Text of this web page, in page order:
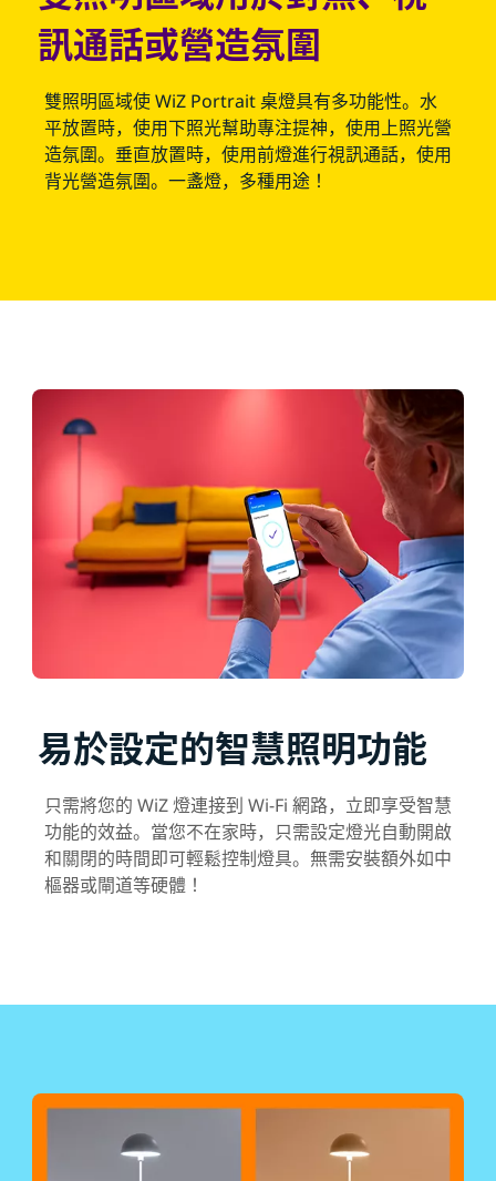
訊通話或營造氛圍
雙照明區域使 WiZ Portrait 桌燈具有多功能性。水
平放置時，使用下照光幫助專注提神，使用上照光營
造氛圍。垂直放置時，使用前燈進行視訊通話，使用
背光營造氛圍。一盞燈，多種用途！
易於設定的智慧照明功能
只需將您的 WiZ 燈連接到 Wi-Fi 網路，立即享受智慧
功能的效益。當您不在家時，只需設定燈光自動開啟
和關閉的時間即可輕鬆控制燈具。無需安裝額外如中
樞器或閘道等硬體！